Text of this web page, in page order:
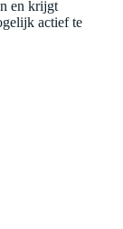
en krijgt
actief te